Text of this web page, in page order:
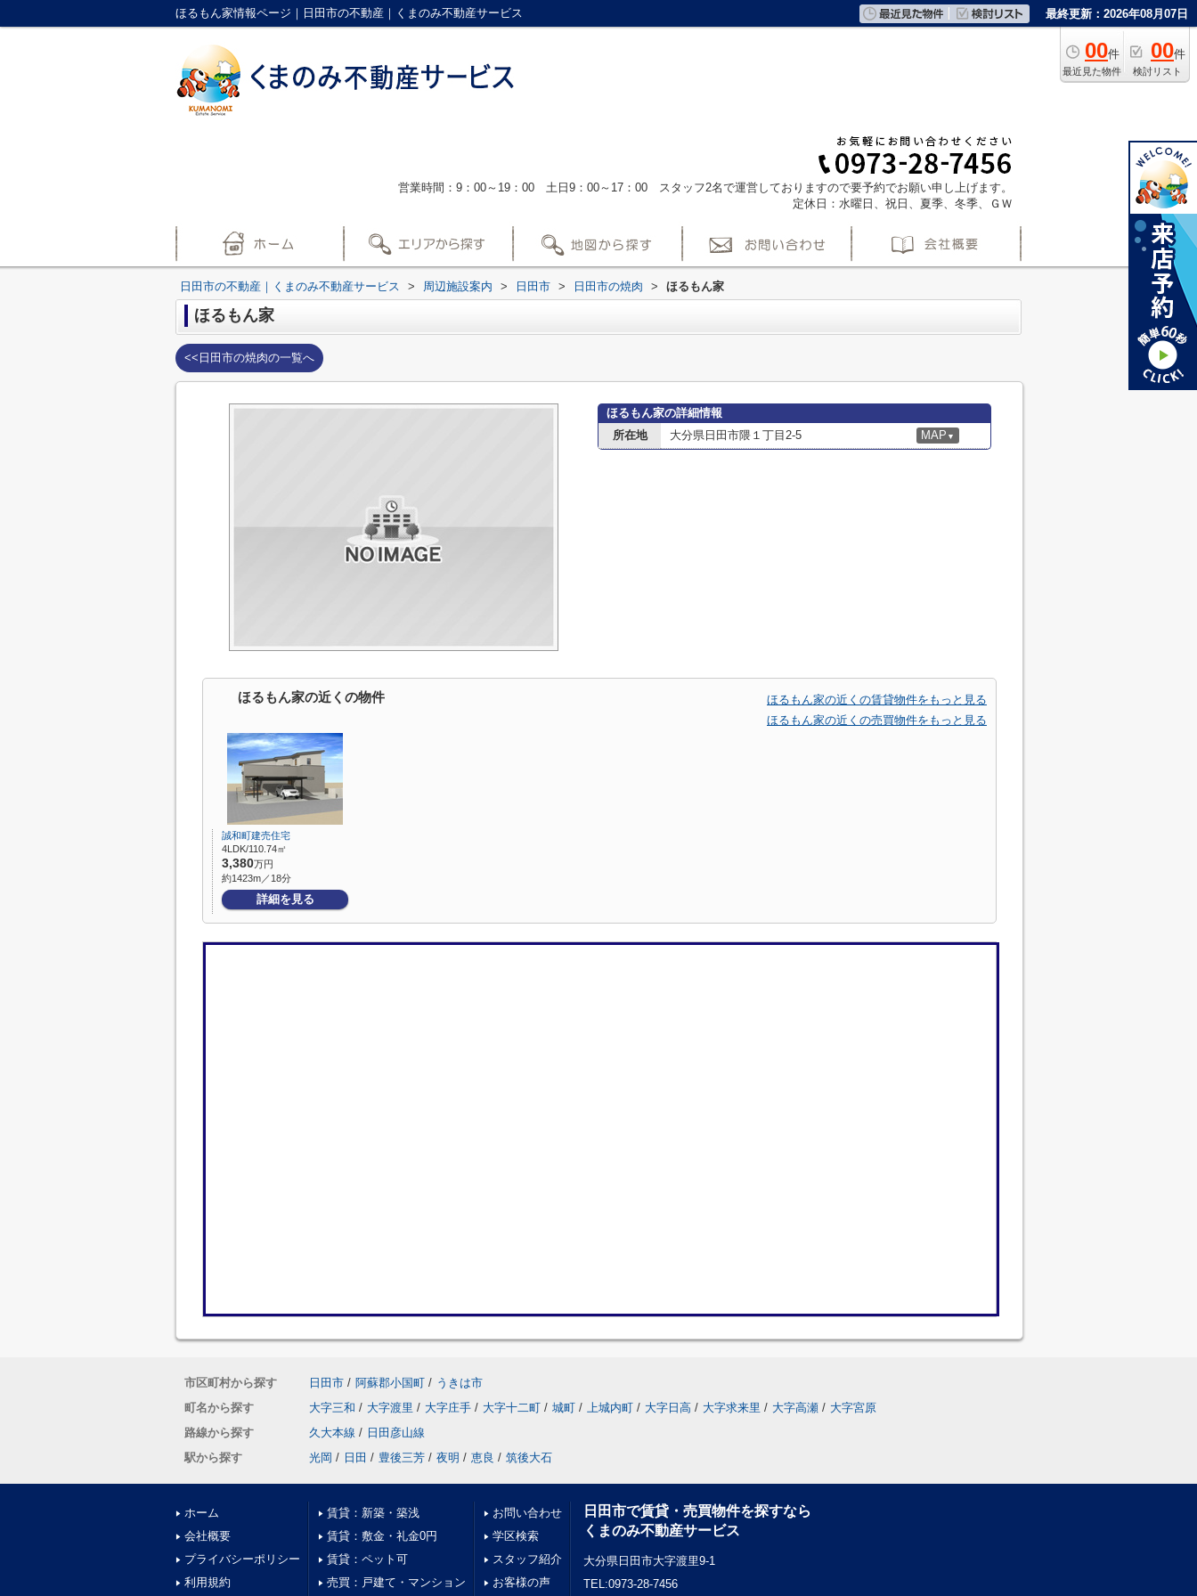
ほるもん家情報ページ｜日田市の不動産｜くまのみ不動産サービス 最終更新：2026年08月07日
00件
最近見た物件
00件
検討リスト
営業時間：9：00～19：00 土日9：00～17：00 スタッフ2名で運営しておりますので要予約でお願い申し上げます。
定休日：水曜日、祝日、夏季、冬季、ＧＷ
日田市の不動産｜くまのみ不動産サービス > 周辺施設案内 > 日田市 > 日田市の焼肉 > ほるもん家
ほるもん家
<<日田市の焼肉の一覧へ
ほるもん家の詳細情報
所在地
大分県日田市隈１丁目2-5 MAP ▼
ほるもん家の近くの物件
ほるもん家の近くの賃貸物件をもっと見る
ほるもん家の近くの売買物件をもっと見る
誠和町建売住宅
4LDK/110.74㎡
3,380万円
約1423m／18分
詳細を見る
市区町村から探す 日田市 / 阿蘇郡小国町 / うきは市
町名から探す
大字三和 / 大字渡里 / 大字庄手 / 大字十二町 / 城町 / 上城内町 / 大字日高 / 大字求来里 / 大字高瀬 / 大字宮原
路線から探す
久大本線 / 日田彦山線
駅から探す
光岡 / 日田 / 豊後三芳 / 夜明 / 恵良 / 筑後大石
ホーム
会社概要
プライバシーポリシー
利用規約
賃貸：新築・築浅
賃貸：敷金・礼金0円
賃貸：ペット可
売買：戸建て・マンション
お問い合わせ
学区検索
スタッフ紹介
お客様の声
日田市で賃貸・売買物件を探すなら
くまのみ不動産サービス
大分県日田市大字渡里9-1
TEL:0973-28-7456